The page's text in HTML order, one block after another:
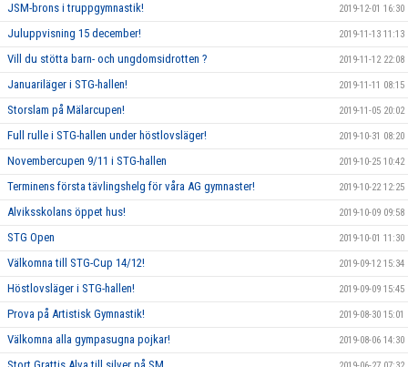
JSM-brons i truppgymnastik! 2019-12-01 16:30
Juluppvisning 15 december! 2019-11-13 11:13
Vill du stötta barn- och ungdomsidrotten ? 2019-11-12 22:08
Januariläger i STG-hallen! 2019-11-11 08:15
Storslam på Mälarcupen! 2019-11-05 20:02
Full rulle i STG-hallen under höstlovsläger! 2019-10-31 08:20
Novembercupen 9/11 i STG-hallen 2019-10-25 10:42
Terminens första tävlingshelg för våra AG gymnaster! 2019-10-22 12:25
Alviksskolans öppet hus! 2019-10-09 09:58
STG Open 2019-10-01 11:30
Välkomna till STG-Cup 14/12! 2019-09-12 15:34
Höstlovsläger i STG-hallen! 2019-09-09 15:45
Prova på Artistisk Gymnastik! 2019-08-30 15:01
Välkomna alla gympasugna pojkar! 2019-08-06 14:30